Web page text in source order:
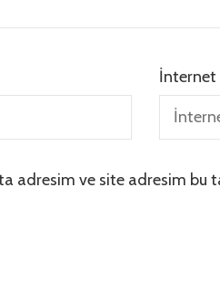
İnternet
adresim ve site adresim bu